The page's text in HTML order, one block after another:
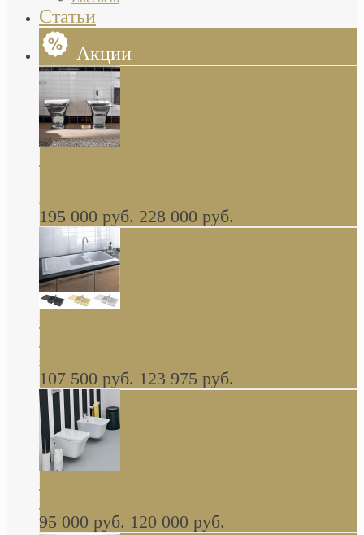
Статьи
Акции
Butterfly Scarabeo КОМПЛЕКТ санфаянса
глянцевая платина В НАЛИЧИИ
195 000 руб. 228 000 руб.
керамическая мойка 1160 x 510 мм белая,
серая, черная, бежевая В НАЛИЧИИ
107 500 руб. 123 975 руб.
навесное КОМПЛЕКТ
95 000 руб. 120 000 руб.